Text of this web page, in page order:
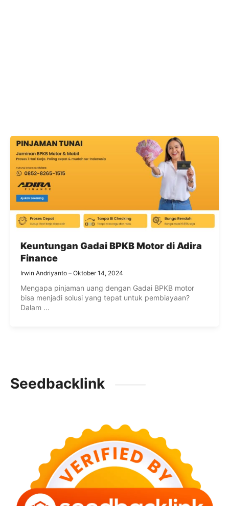
Keuntungan Gadai BPKB Motor di Adira
Finance
Irwin Andriyanto Oktober 14, 2024
Mengapa pinjaman uang dengan Gadai BPKB motor
bisa menjadi solusi yang tepat untuk pembiayaan?
Dalam ...
Seedbacklink